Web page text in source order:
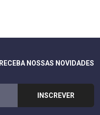
RECEBA NOSSAS NOVIDADES